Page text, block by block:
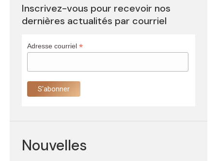
Inscrivez-vous pour recevoir nos
dernières actualités par courriel
Adresse courriel *
Nouvelles